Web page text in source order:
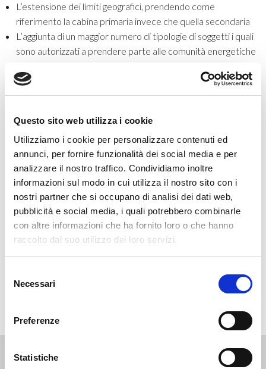
Questo sito web utilizza i cookie
Utilizziamo i cookie per personalizzare contenuti ed
annunci, per fornire funzionalità dei social media e per
analizzare il nostro traffico. Condividiamo inoltre
informazioni sul modo in cui utilizza il nostro sito con i
nostri partner che si occupano di analisi dei dati web,
pubblicità e social media, i quali potrebbero combinarle
con altre informazioni che ha fornito loro o che hanno
raccolto dal suo utilizzo dei loro servizi.
delNecessari
Preferenze
Statistiche
L’estensione dei limiti geografici, prendendo come
riferimento la cabina primaria invece che quella secondaria
L’aggiunta di un maggior numero di tipologie di soggetti i quali
sono autorizzati a prendere parte alle comunità energetiche
L’aggiunta di ulteriori servizi (oltre all’autoconsumo
collettivo) che può fornire una comunità
Categorie
Eventi
News
Non categorizzato
Press